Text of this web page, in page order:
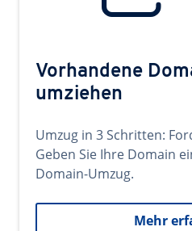
Vorhandene
umziehen
Umzug in 3 Schritten:
Geben Sie Ihre Domain
Domain-Umzug.
Mehr